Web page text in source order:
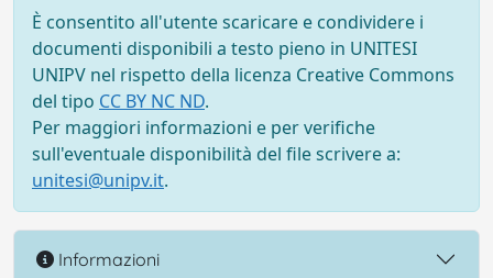
È consentito all'utente scaricare e condividere i
documenti disponibili a testo pieno in UNITESI
UNIPV nel rispetto della licenza Creative Commons
del tipo CC BY NC ND.
Per maggiori informazioni e per verifiche
sull'eventuale disponibilità del file scrivere a:
unitesi@unipv.it.
Informazioni